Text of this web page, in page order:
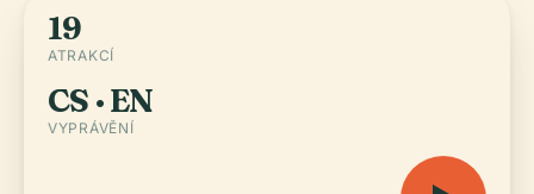
19
ATRAKCÍ
CS · EN
VYPRÁVĚNÍ